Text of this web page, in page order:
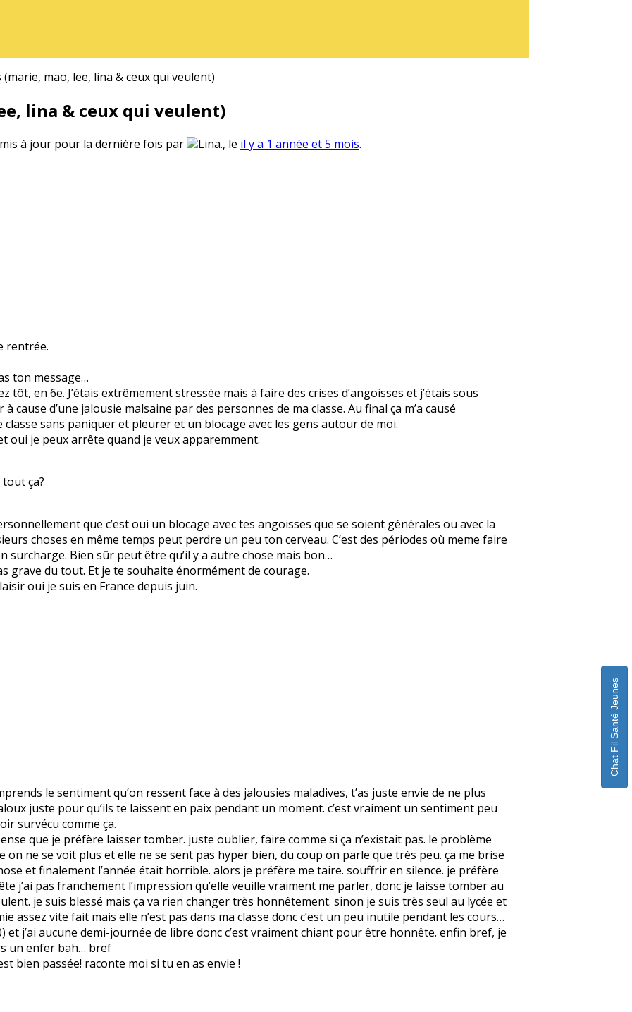
mao, lee, lina & ceux qui veulent)
lina & ceux qui veulent)
à jour pour la dernière fois par Lina., le il y a 1 année et 5 mois.
rentrée.
ton message…
en 6e. J’étais extrêmement stressée mais à faire des crises d’angoisses et j’étais sous
cause d’une jalousie malsaine par des personnes de ma classe. Au final ça m’a causé
sans paniquer et pleurer et un blocage avec les gens autour de moi.
oui je peux arrête quand je veux apparemment.
ça?
que c’est oui un blocage avec tes angoisses que se soient générales ou avec la
choses en même temps peut perdre un peu ton cerveau. C’est des périodes où meme faire
Bien sûr peut être qu’il y a autre chose mais bon…
grave du tout. Et je te souhaite énormément de courage.
oui je suis en France depuis juin.
le sentiment qu’on ressent face à des jalousies maladives, t’as juste envie de ne plus
juste pour qu’ils te laissent en paix pendant un moment. c’est vraiment un sentiment peu
survécu comme ça.
que je préfère laisser tomber. juste oublier, faire comme si ça n’existait pas. le problème
on ne se voit plus et elle ne se sent pas hyper bien, du coup on parle que très peu. ça me brise
et finalement l’année était horrible. alors je préfère me taire. souffrir en silence. je préfère
j’ai pas franchement l’impression qu’elle veuille vraiment me parler, donc je laisse tomber au
je suis blessé mais ça va rien changer très honnêtement. sinon je suis très seul au lycée et
assez vite fait mais elle n’est pas dans ma classe donc c’est un peu inutile pendant les cours…
j’ai aucune demi-journée de libre donc c’est vraiment chiant pour être honnête. enfin bref, je
un enfer bah… bref
bien passée! raconte moi si tu en as envie !
Chat Fil Santé Jeunes